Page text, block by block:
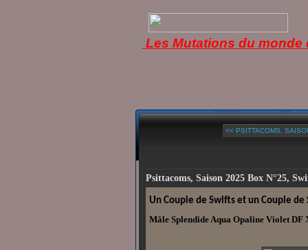
Les Mutations du monde
<< PSITTACOMS,
Psittacoms, Saison 2025 Box N°25,
Un Couple de Swifts et un Couple de
Mâle Splendide Aqua Opaline Violet DF